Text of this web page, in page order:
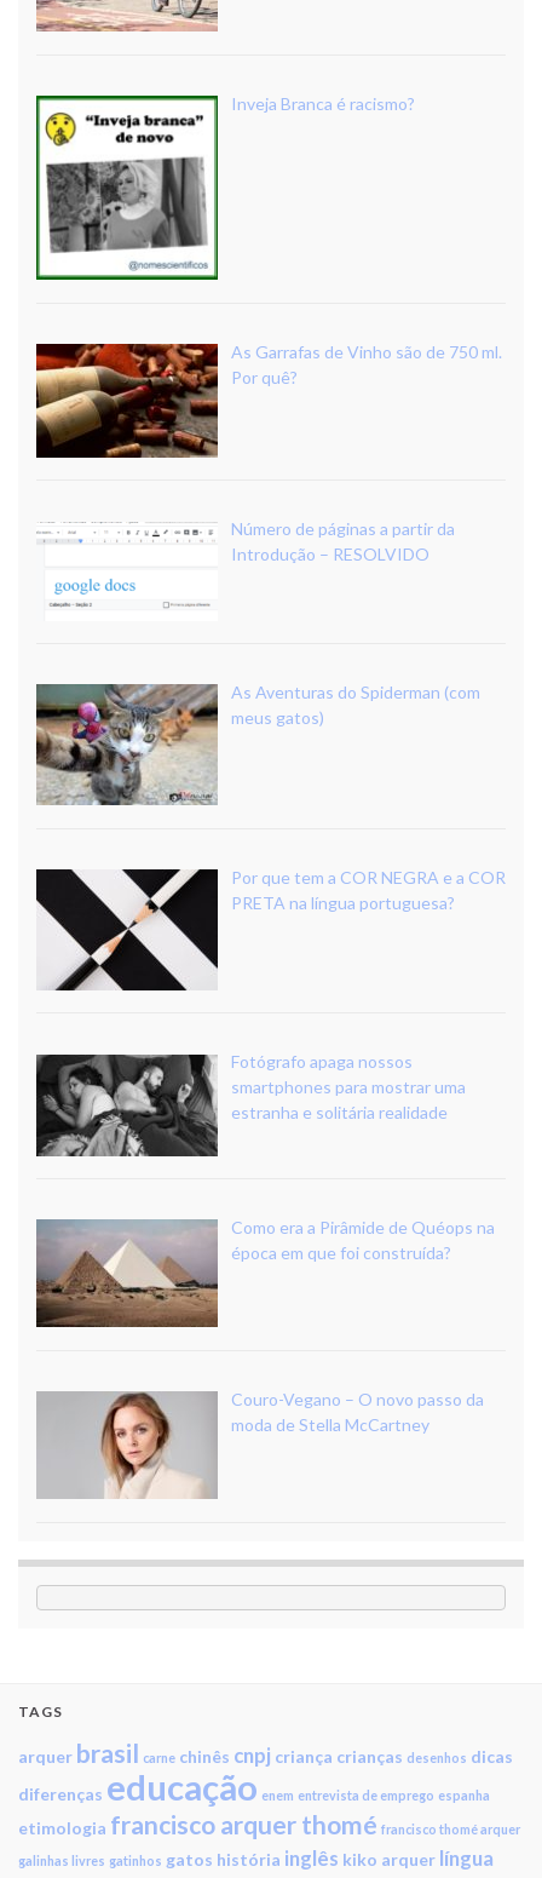
Inveja Branca é racismo?
As Garrafas de Vinho são de 750 ml.
Por quê?
Número de páginas a partir da
Introdução – RESOLVIDO
As Aventuras do Spiderman (com
meus gatos)
Por que tem a COR NEGRA e a COR
PRETA na língua portuguesa?
Fotógrafo apaga nossos
smartphones para mostrar uma
estranha e solitária realidade
Como era a Pirâmide de Quéops na
época em que foi construída?
Couro-Vegano – O novo passo da
moda de Stella McCartney
TAGS
arquer brasil carne chinês cnpj criança crianças desenhos dicas
diferenças educação enem entrevista de emprego espanha
etimologia francisco arquer thomé francisco thomé arquer
galinhas livres gatinhos gatos história inglês kiko arquer língua